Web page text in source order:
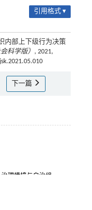
引用格式 ▾
内部上下级行为决策
科学版） , 2021,
下一篇